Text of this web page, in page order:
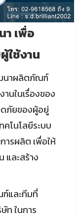
เพื่อ
ใช้งาน
นาผลิตภัณฑ์
นในเรื่องของ
ดภัยของผู้อยู่
คโนโลยีระบบ
ารผลิต เพื่อให้
ละสร้าง
และทีมที่
ท ในการ